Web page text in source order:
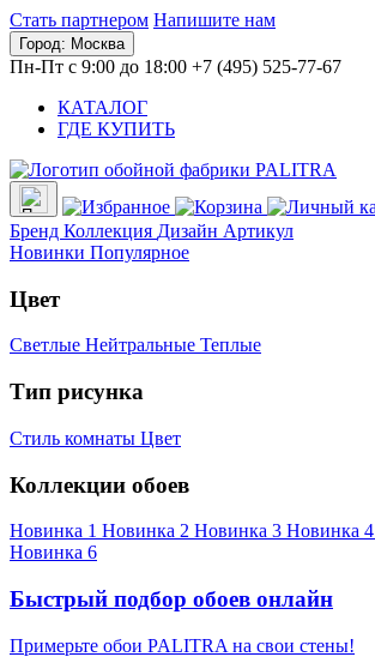
Стать партнером Напишите нам
Город: Москва
Пн-Пт с 9:00 до 18:00 +7 (495) 525-77-67
КАТАЛОГ
ГДЕ КУПИТЬ
Бренд Коллекция Дизайн Артикул
Новинки Популярное
Цвет
Светлые Нейтральные Теплые
Тип рисунка
Стиль комнаты Цвет
Коллекции обоев
Новинка 1 Новинка 2 Новинка 3 Новинка 4
Новинка 6
Быстрый подбор обоев онлайн
Примерьте обои PALITRA на свои стены!